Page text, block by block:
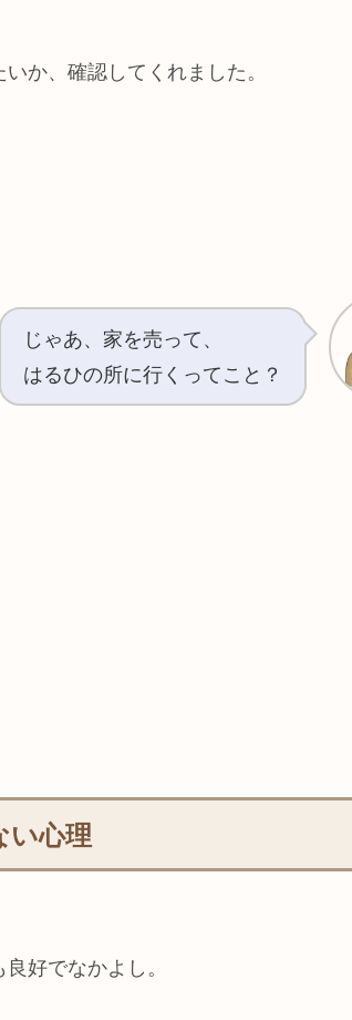
か、確認してくれました。
じゃあ、家を売って、
はるひの所に行くってこと？
い心理
好でなかよし。